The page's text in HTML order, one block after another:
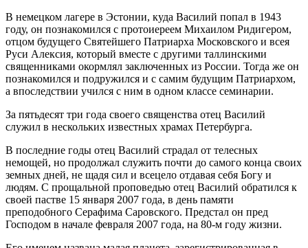
В немецком лагере в Эстонии, куда Василий попал в 1943
году, он познакомился с протоиереем Михаилом Ридигером,
отцом будущего Святейшего Патриарха Московского и всея
Руси Алексия, который вместе с другими таллинскими
священниками окормлял заключенных из России. Тогда же он
познакомился и подружился и с самим будущим Патриархом,
а впоследствии учился с ним в одном классе семинарии.
За пятьдесят три года своего священства отец Василий
служил в нескольких известных храмах Петербурга.
В последние годы отец Василий страдал от телесных
немощей, но продолжал служить почти до самого конца своих
земных дней, не щадя сил и всецело отдавая себя Богу и
людям. С прощальной проповедью отец Василий обратился к
своей пастве 15 января 2007 года, в день памяти
преподобного Серафима Саровского. Предстал он пред
Господом в начале февраля 2007 года, на 80-м году жизни.